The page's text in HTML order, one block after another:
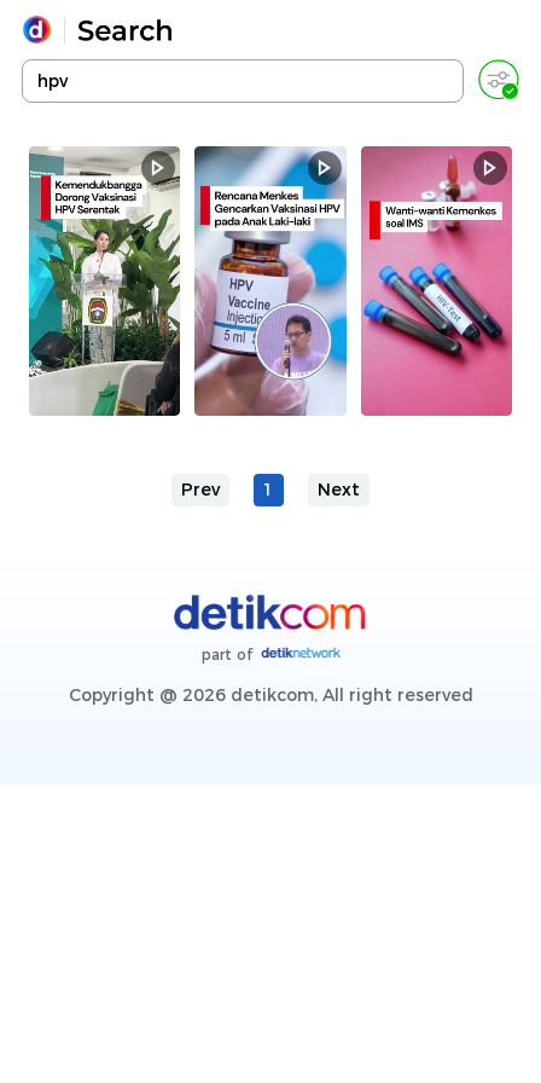
Yang sedang ramai dicari
Loading...
Promoted
Terakhir yang dicari
Prev 1 Next
part of
Copyright @ 2026 detikcom, All right reserved